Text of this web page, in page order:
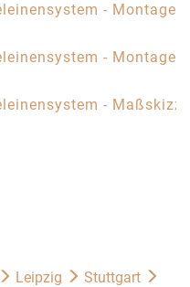
-
-
-
Leipzig
Stuttgart